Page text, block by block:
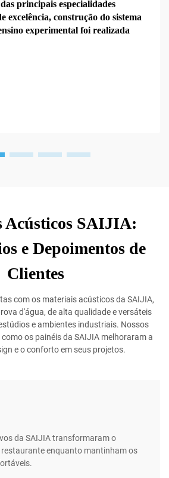
principais especialidades
excelência, construção do sistema
experimental foi realizada
Acústicos SAIJIA:
e Depoimentos de
Clientes
com os materiais acústicos da SAIJIA,
d'água, de alta qualidade e versáteis
e ambientes industriais. Nossos
os painéis da SAIJIA melhoraram a
e o conforto em seus projetos.
da SAIJIA transformaram o
enquanto mantinham os